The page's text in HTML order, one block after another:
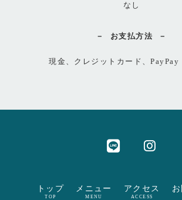
なし
お支払方法
現金、クレジットカード、PayPay
トップ
TOP
メニュー
MENU
アクセス
ACCESS